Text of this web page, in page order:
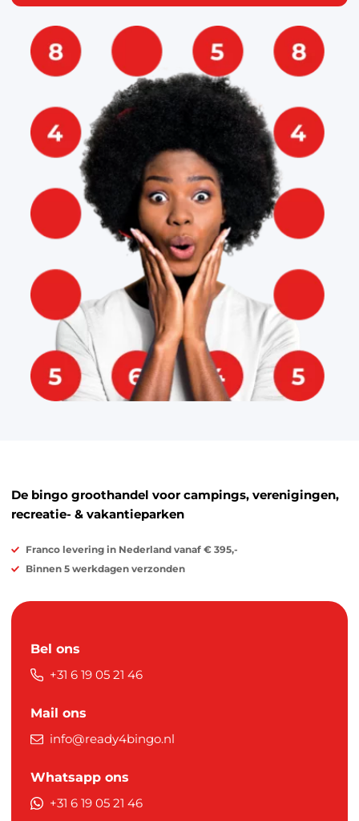
De bingo groothandel voor campings, verenigingen,
recreatie- & vakantieparken
Franco levering in Nederland vanaf € 395,-
Binnen 5 werkdagen verzonden
Bel ons
+31 6 19 05 21 46
Mail ons
info@ready4bingo.nl
Whatsapp ons
+31 6 19 05 21 46